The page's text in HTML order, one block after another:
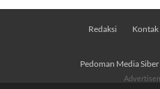
Redaksi Kontak
Pedoman Media Siber